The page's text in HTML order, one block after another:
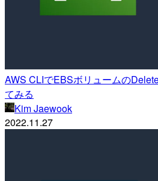
AWS CLIでEBSボリュームの
てみる
Kim Jaewook
2022.11.27